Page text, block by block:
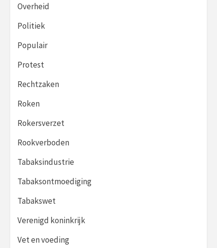
Overheid
Politiek
Populair
Protest
Rechtzaken
Roken
Rokersverzet
Rookverboden
Tabaksindustrie
Tabaksontmoediging
Tabakswet
Verenigd koninkrijk
Vet en voeding